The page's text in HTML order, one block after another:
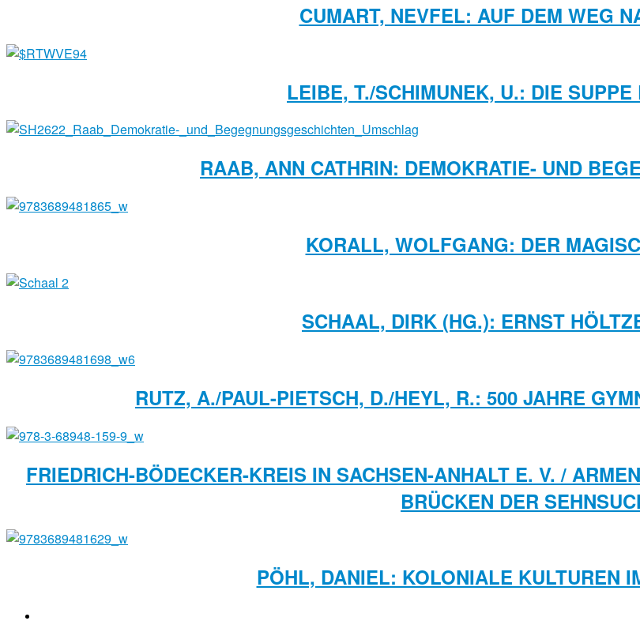
CUMART, NEVFEL: AUF DEM WEG
LEIBE, T./SCHIMUNEK, U.: DIE SUPPE
RAAB, ANN CATHRIN: DEMOKRATIE- UND
KORALL, WOLFGANG: DER
SCHAAL, DIRK (HG.): ERNST
RUTZ, A./PAUL-PIETSCH, D./HEYL, R.: 500 JAHRE
FRIEDRICH-BÖDECKER-KREIS IN SACHSEN-ANHALT E. V. /
BRÜCKEN DER
PÖHL, DANIEL: KOLONIALE KULTUREN